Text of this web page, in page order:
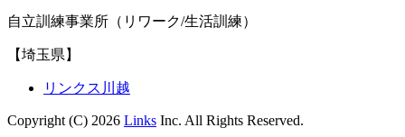
自立訓練事業所（リワーク/生活訓練）
【埼玉県】
リンクス川越
Copyright (C) 2026 Links Inc. All Rights Reserved.